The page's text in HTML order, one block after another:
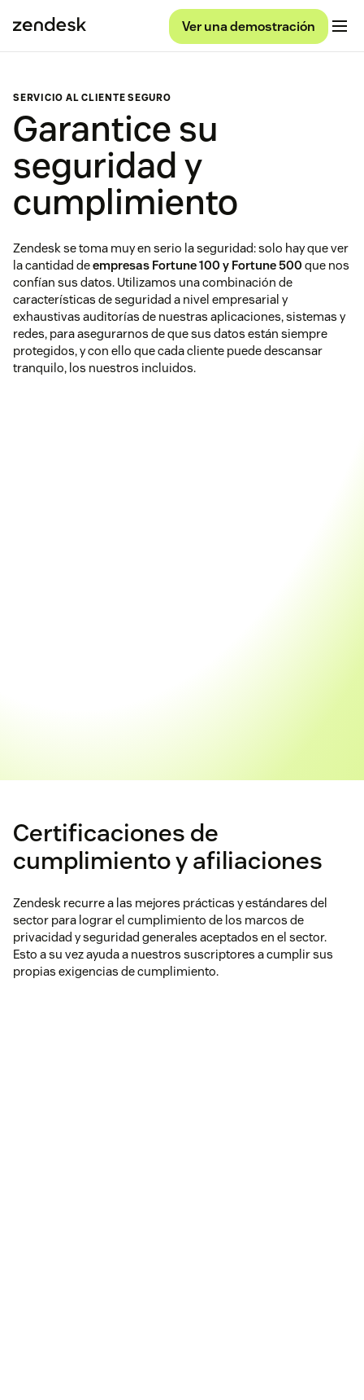
Ver una demostración
SERVICIO AL CLIENTE SEGURO
Garantice su
seguridad y
cumplimiento
Zendesk se toma muy en serio la seguridad: solo hay que ver
la cantidad deempresas Fortune 100 y Fortune 500 que nos
confían sus datos. Utilizamos una combinación de
características de seguridad a nivel empresarial y
exhaustivas auditorías de nuestras aplicaciones, sistemas y
redes, para asegurarnos de que sus datos están siempre
protegidos, y con ello que cada cliente puede descansar
tranquilo, los nuestros incluidos.
Certificaciones de
cumplimiento y afiliaciones
Zendesk recurre a las mejores prácticas y estándares del
sector para lograr el cumplimiento de los marcos de
privacidad y seguridad generales aceptados en el sector.
Esto a su vez ayuda a nuestros suscriptores a cumplir sus
propias exigencias de cumplimiento.